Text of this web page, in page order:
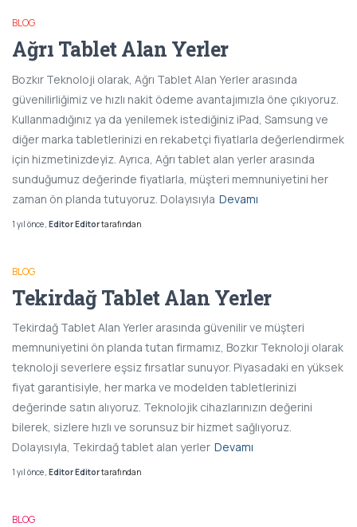
BLOG
Ağrı Tablet Alan Yerler
Bozkır Teknoloji olarak, Ağrı Tablet Alan Yerler arasında
güvenilirliğimiz ve hızlı nakit ödeme avantajımızla öne çıkıyoruz.
Kullanmadığınız ya da yenilemek istediğiniz iPad, Samsung ve
diğer marka tabletlerinizi en rekabetçi fiyatlarla değerlendirmek
için hizmetinizdeyiz. Ayrıca, Ağrı tablet alan yerler arasında
sunduğumuz değerinde fiyatlarla, müşteri memnuniyetini her
zaman ön planda tutuyoruz. Dolayısıyla Devamı
1 yıl önce Editor Editortarafından
BLOG
Tekirdağ Tablet Alan Yerler
Tekirdağ Tablet Alan Yerler arasında güvenilir ve müşteri
memnuniyetini ön planda tutan firmamız, Bozkır Teknoloji olarak
teknoloji severlere eşsiz fırsatlar sunuyor. Piyasadaki en yüksek
fiyat garantisiyle, her marka ve modelden tabletlerinizi
değerinde satın alıyoruz. Teknolojik cihazlarınızın değerini
bilerek, sizlere hızlı ve sorunsuz bir hizmet sağlıyoruz.
Dolayısıyla, Tekirdağ tablet alan yerler Devamı
1 yıl önce, Editor Editortarafından
BLOG